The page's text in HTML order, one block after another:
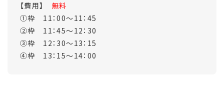
【費用】 無料
①枠 11：00～11：45
②枠 11：45～12：30
③枠 12：30～13：15
④枠 13：15～14：00